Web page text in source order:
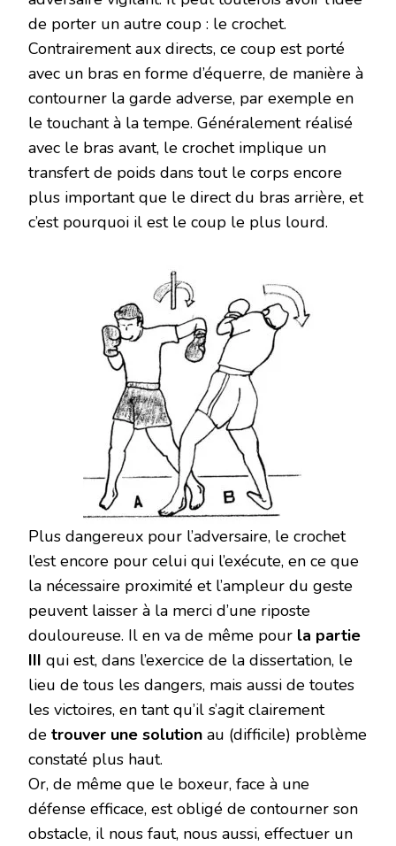
de porter un autre coup : le crochet.
Contrairement aux directs, ce coup est porté
avec un bras en forme d’équerre, de manière à
contourner la garde adverse, par exemple en
le touchant à la tempe. Généralement réalisé
avec le bras avant, le crochet implique un
transfert de poids dans tout le corps encore
plus important que le direct du bras arrière, et
c’est pourquoi il est le coup le plus lourd.
Plus dangereux pour l’adversaire, le crochet
l’est encore pour celui qui l’exécute, en ce que
la nécessaire proximité et l’ampleur du geste
peuvent laisser à la merci d’une riposte
douloureuse. Il en va de même pour la partie
III qui est, dans l’exercice de la dissertation, le
lieu de tous les dangers, mais aussi de toutes
les victoires, en tant qu’il s’agit clairement
de trouver une solution au (difficile) problème
constaté plus haut.
Or, de même que le boxeur, face à une
défense efficace, est obligé de contourner son
obstacle, il nous faut, nous aussi, effectuer un